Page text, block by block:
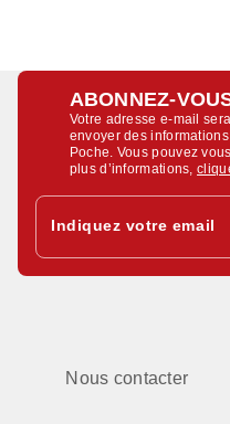
ABONNEZ-
Votre adresse e-mail
envoyer des
Poche. Vous pouvez
plus d’informations,
Indiquez votre email
Nous contacter